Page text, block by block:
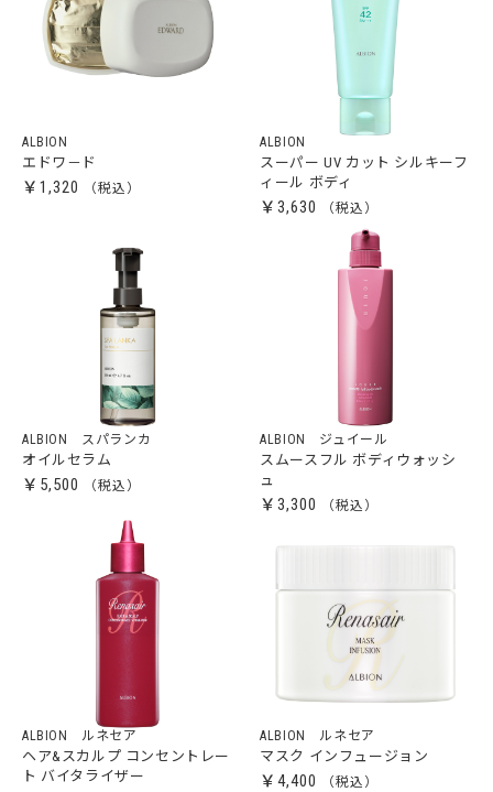
ALBION
エドワ－ド
￥1,320
ALBION
スーパー UV カット シルキーフ
ィール ボディ
￥3,630
ALBION スパランカ
オイルセラム
￥5,500
ALBION ジュイール
スムースフル ボディウォッシ
ュ
￥3,300
ALBION ルネセア
ヘア&スカルプ コンセントレー
ト バイタライザー
ALBION ルネセア
マスク インフュージョン
￥4,400